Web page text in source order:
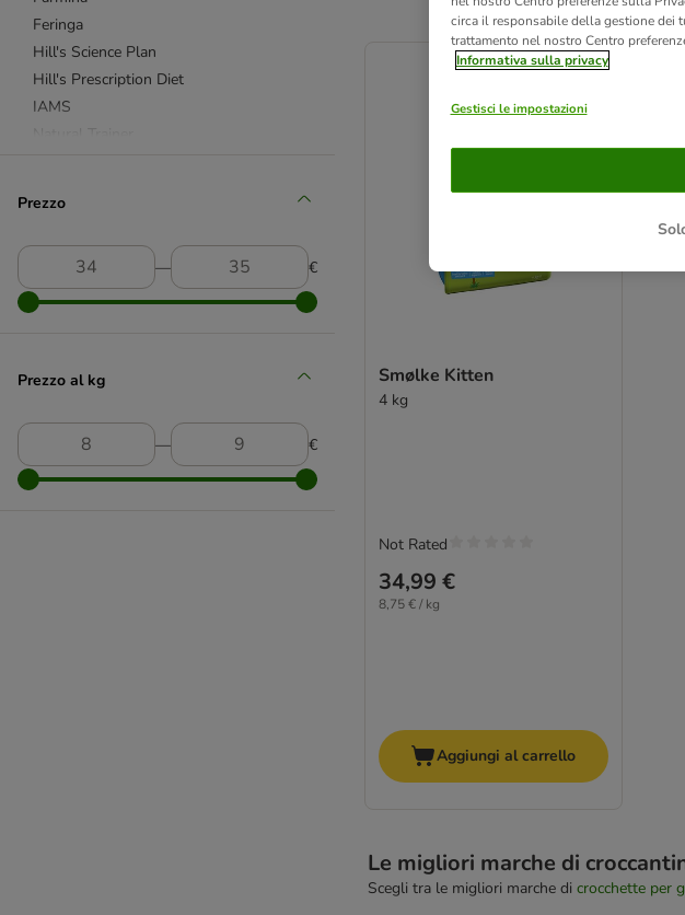
Feringa
Hill's Science Plan
Hill's Prescription Diet
IAMS
Royal Canin Razze
Royal Canin Feline Veterinary & Expert
Sanabelle
Advance Affinity
Advance Veterinary Diets
animonda
Prezzo
― €
Prezzo al kg
― €
product items have been changed
Smølke Kitten
4 kg
34,99 €
8,75 € / kg
Not Rated
Aggiungi al carrello
Le migliori marche di
Scegli tra le migliori marche di crocchette per
circa il responsabile della gestione dei
trattamento nel nostro Centro
Informativa sulla privacy
Gestisci le impostazioni